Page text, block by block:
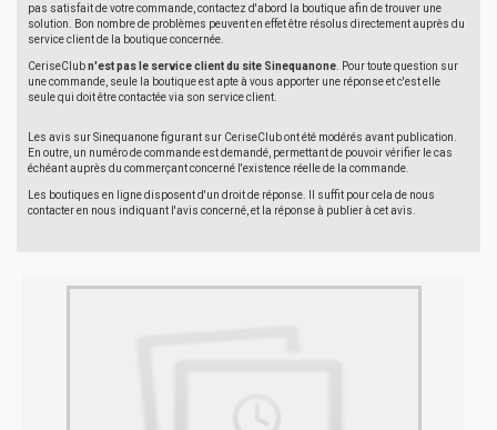
pas satisfait de votre commande, contactez d'abord la boutique afin de trouver une
solution. Bon nombre de problèmes peuvent en effet être résolus directement auprès du
service client de la boutique concernée.
CeriseClubn'est pas le service client du site Sinequanone . Pour toute question sur
une commande, seule la boutique est apte à vous apporter une réponse et c'est elle
seule qui doit être contactée via son service client.
Les avis sur Sinequanone figurant sur CeriseClub ont été modérés avant publication.
En outre, un numéro de commande est demandé, permettant de pouvoir vérifier le cas
échéant auprès du commerçant concerné l'existence réelle de la commande.
Les boutiques en ligne disposent d'un droit de réponse. Il suffit pour cela de nous
contacter en nous indiquant l'avis concerné, et la réponse à publier à cet avis.